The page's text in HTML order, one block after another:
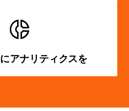
アナリティクスを